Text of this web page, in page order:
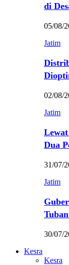
di
05/08/
Jatim
02/08/
Jatim
Dua
31/07/
Jatim
30/07/
Kesra
Kesra